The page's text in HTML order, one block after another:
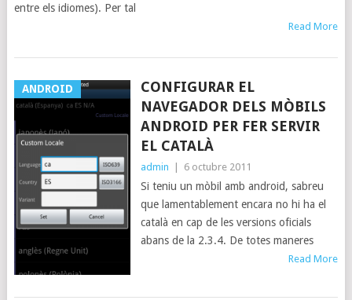
entre els idiomes). Per tal
Read More
ANDROID
CONFIGURAR EL
NAVEGADOR DELS MÒBILS
ANDROID PER FER SERVIR
EL CATALÀ
admin 6 octubre 2011
Si teniu un mòbil amb android, sabreu
que lamentablement encara no hi ha el
català en cap de les versions oficials
abans de la 2.3.4. De totes maneres
Read More